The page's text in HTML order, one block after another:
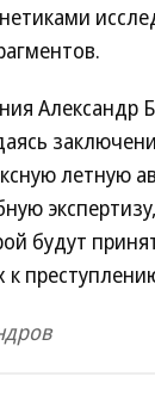
Александр
летную
будут
к